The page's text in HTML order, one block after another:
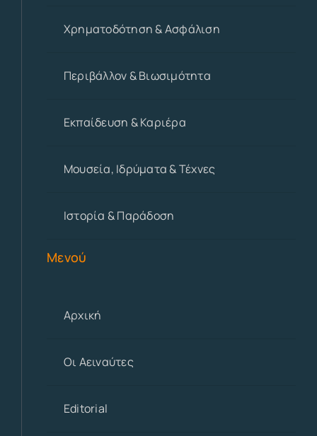
Χρηματοδότηση & Ασφάλιση
Περιβάλλον & Βιωσιμότητα
Εκπαίδευση & Καριέρα
Μουσεία, Ιδρύματα & Τέχνες
Ιστορία & Παράδοση
Μενού
Αρχική
Οι Αειναύτες
Editorial